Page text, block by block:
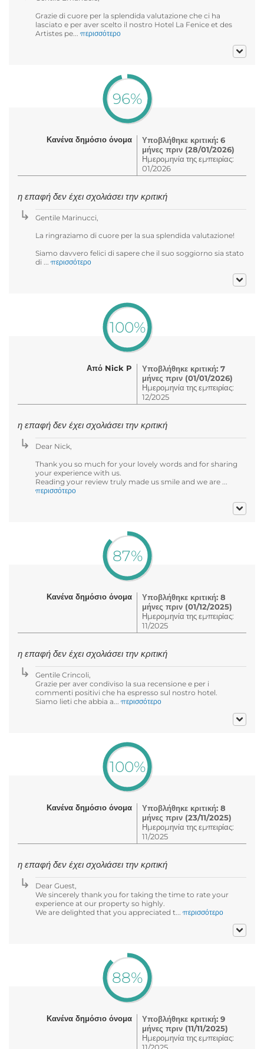
Grazie di cuore per la splendida valutazione che ci ha
lasciato e per aver scelto il nostro Hotel La Fenice et des
Artistes pe... περισσότερο
96%
Κανένα δημόσιο όνομα
Υποβλήθηκε κριτική: 6
μήνες πριν (28/01/2026)
Ημερομηνία της εμπειρίας:
01/2026
η επαφή δεν έχει σχολιάσει την κριτική
Gentile Marinucci,
La ringraziamo di cuore per la sua splendida valutazione!
Siamo davvero felici di sapere che il suo soggiorno sia stato
di ... περισσότερο
100%
Από Nick P
Υποβλήθηκε κριτική: 7
μήνες πριν (01/01/2026)
Ημερομηνία της εμπειρίας:
12/2025
η επαφή δεν έχει σχολιάσει την κριτική
Dear Nick,
Thank you so much for your lovely words and for sharing
your experience with us.
Reading your review truly made us smile and we are ...
περισσότερο
87%
Κανένα δημόσιο όνομα
Υποβλήθηκε κριτική: 8
μήνες πριν (01/12/2025)
Ημερομηνία της εμπειρίας:
11/2025
η επαφή δεν έχει σχολιάσει την κριτική
Gentile Crincoli,
Grazie per aver condiviso la sua recensione e per i
commenti positivi che ha espresso sul nostro hotel.
Siamo lieti che abbia a... περισσότερο
100%
Κανένα δημόσιο όνομα
Υποβλήθηκε κριτική: 8
μήνες πριν (23/11/2025)
Ημερομηνία της εμπειρίας:
11/2025
η επαφή δεν έχει σχολιάσει την κριτική
Dear Guest,
We sincerely thank you for taking the time to rate your
experience at our property so highly.
We are delighted that you appreciated t... περισσότερο
88%
Κανένα δημόσιο όνομα
Υποβλήθηκε κριτική: 9
μήνες πριν (11/11/2025)
Ημερομηνία της εμπειρίας:
11/2025